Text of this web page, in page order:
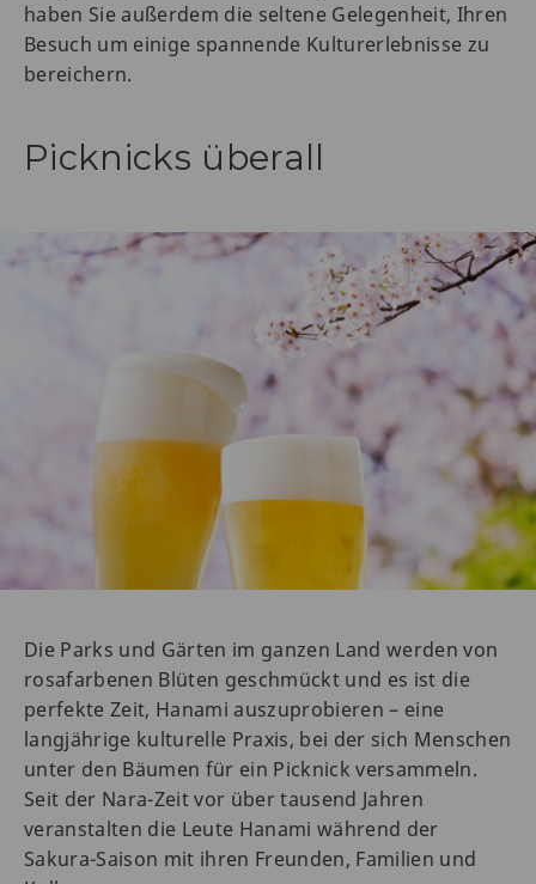
haben Sie außerdem die seltene Gelegenheit, Ihren
Besuch um einige spannende Kulturerlebnisse zu
bereichern.
Picknicks überall
Die Parks und Gärten im ganzen Land werden von
rosafarbenen Blüten geschmückt und es ist die
perfekte Zeit, Hanami auszuprobieren – eine
langjährige kulturelle Praxis, bei der sich Menschen
unter den Bäumen für ein Picknick versammeln.
Seit der Nara-Zeit vor über tausend Jahren
veranstalten die Leute Hanami während der
Sakura-Saison mit ihren Freunden, Familien und